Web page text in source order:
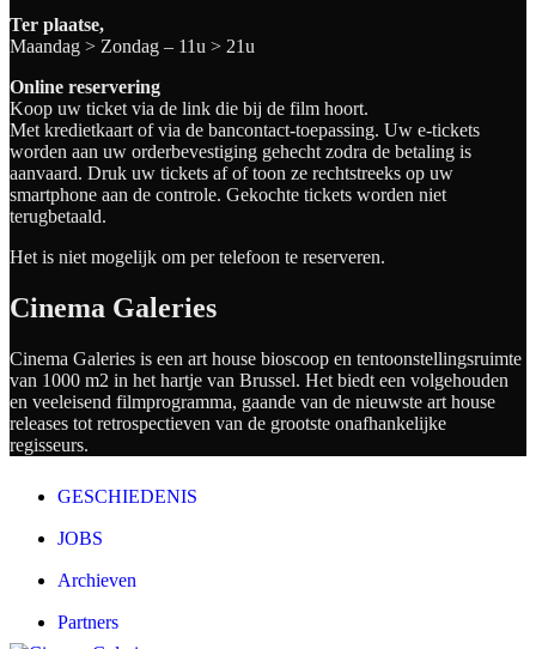
Ter plaatse,
Maandag > Zondag – 11u > 21u
Online reservering
Koop uw ticket via de link die bij de film hoort.
Met kredietkaart of via de bancontact-toepassing. Uw e-tickets
worden aan uw orderbevestiging gehecht zodra de betaling is
aanvaard. Druk uw tickets af of toon ze rechtstreeks op uw
smartphone aan de controle. Gekochte tickets worden niet
terugbetaald.
Het is niet mogelijk om per telefoon te reserveren.
Cinema Galeries
Cinema Galeries is een art house bioscoop en tentoonstellingsruimte
van 1000 m2 in het hartje van Brussel. Het biedt een volgehouden
en veeleisend filmprogramma, gaande van de nieuwste art house
releases tot retrospectieven van de grootste onafhankelijke
regisseurs.
GESCHIEDENIS
JOBS
Archieven
Partners